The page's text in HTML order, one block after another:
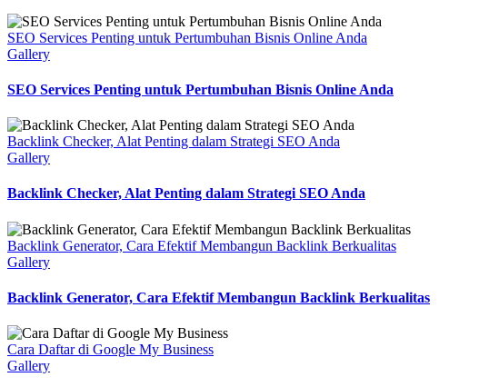
SEO Services Penting untuk Pertumbuhan Bisnis Online Anda
Gallery
SEO Services Penting untuk Pertumbuhan Bisnis Online Anda
Backlink Checker, Alat Penting dalam Strategi SEO Anda
Gallery
Backlink Checker, Alat Penting dalam Strategi SEO Anda
Backlink Generator, Cara Efektif Membangun Backlink Berkualitas
Gallery
Backlink Generator, Cara Efektif Membangun Backlink Berkualitas
Cara Daftar di Google My Business
Gallery